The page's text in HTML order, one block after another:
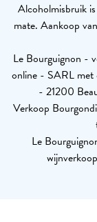
Alcoholmisbruik
mate. Aankoop
Le Bourguignon -
online - SARL
- 21200
Verkoop
Le